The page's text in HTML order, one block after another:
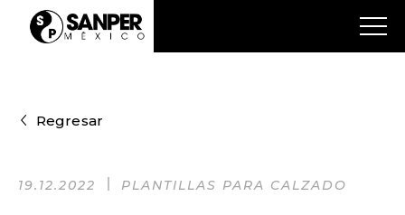
Regresar
19.12.2022 PLANTILLAS PARA CALZADO